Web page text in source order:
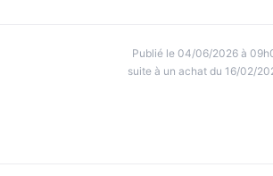
Publié le 04/06/2026 à
suite à un achat du 16/02/